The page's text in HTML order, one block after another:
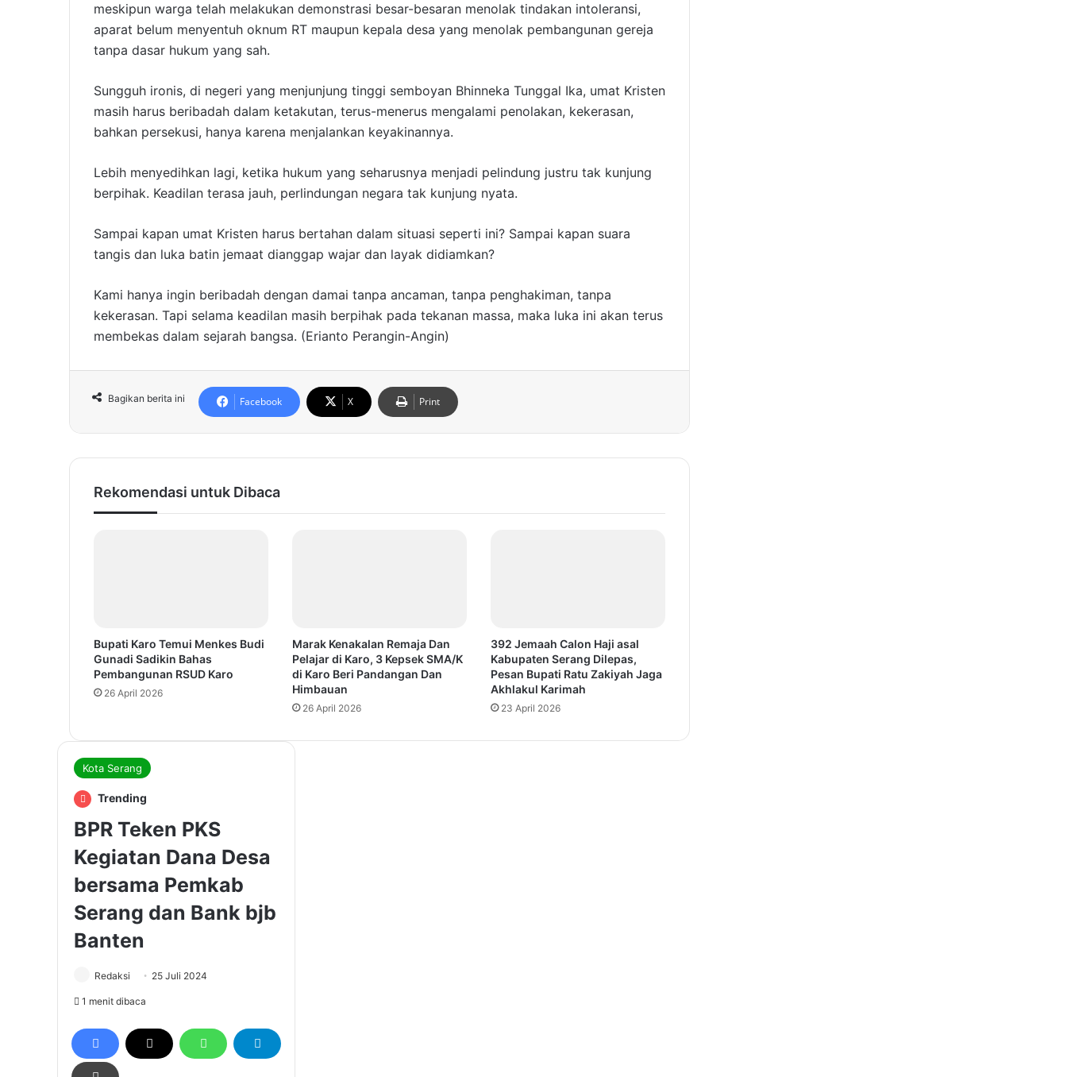
meskipun warga telah melakukan demonstrasi besar-besaran menolak tindakan intoleransi,
aparat belum menyentuh oknum RT maupun kepala desa yang menolak pembangunan gereja
tanpa dasar hukum yang sah.
Sungguh ironis, di negeri yang menjunjung tinggi semboyan Bhinneka Tunggal Ika, umat Kristen
masih harus beribadah dalam ketakutan, terus-menerus mengalami penolakan, kekerasan,
bahkan persekusi, hanya karena menjalankan keyakinannya.
Lebih menyedihkan lagi, ketika hukum yang seharusnya menjadi pelindung justru tak kunjung
berpihak. Keadilan terasa jauh, perlindungan negara tak kunjung nyata.
Sampai kapan umat Kristen harus bertahan dalam situasi seperti ini? Sampai kapan suara
tangis dan luka batin jemaat dianggap wajar dan layak didiamkan?
Kami hanya ingin beribadah dengan damai tanpa ancaman, tanpa penghakiman, tanpa
kekerasan. Tapi selama keadilan masih berpihak pada tekanan massa, maka luka ini akan terus
membekas dalam sejarah bangsa. (Erianto Perangin-Angin)
Bagikan berita ini Facebook X Print
Rekomendasi untuk Dibaca
Bupati Karo Temui Menkes Budi
Gunadi Sadikin Bahas
Pembangunan RSUD Karo
26 April 2026
Marak Kenakalan Remaja Dan
Pelajar di Karo, 3 Kepsek SMA/K
di Karo Beri Pandangan Dan
Himbauan
26 April 2026
392 Jemaah Calon Haji asal
Kabupaten Serang Dilepas,
Pesan Bupati Ratu Zakiyah Jaga
Akhlakul Karimah
23 April 2026